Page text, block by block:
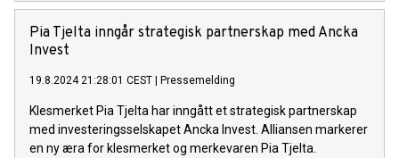
Pia Tjelta inngår strategisk partnerskap med Ancka
Invest
19.8.2024 21:28:01 CEST Pressemelding
Klesmerket Pia Tjelta har inngått et strategisk partnerskap
med investeringsselskapet Ancka Invest. Alliansen markerer
en ny æra for klesmerket og merkevaren Pia Tjelta.